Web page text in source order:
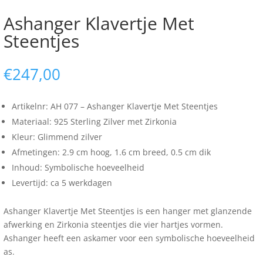
Ashanger Klavertje Met
Steentjes
€247,00
Artikelnr: AH 077 – Ashanger Klavertje Met Steentjes
Materiaal: 925 Sterling Zilver met Zirkonia
Kleur: Glimmend zilver
Afmetingen: 2.9 cm hoog, 1.6 cm breed, 0.5 cm dik
Inhoud: Symbolische hoeveelheid
Levertijd: ca 5 werkdagen
Ashanger Klavertje Met Steentjes is een hanger met glanzende
afwerking en Zirkonia steentjes die vier hartjes vormen.
Ashanger heeft een askamer voor een symbolische hoeveelheid
as.